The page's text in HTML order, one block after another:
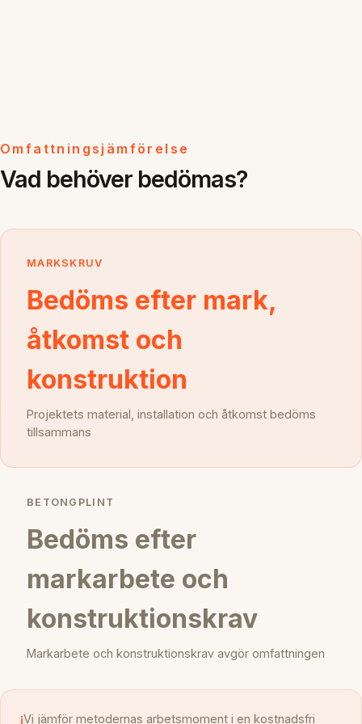
Omfattningsjämförelse
Vad behöver bedömas?
MARKSKRUV
Bedöms efter mark,
åtkomst och
konstruktion
Projektets material, installation och åtkomst bedöms
tillsammans
BETONGPLINT
Bedöms efter
markarbete och
konstruktionskrav
Markarbete och konstruktionskrav avgör omfattningen
Vi jämför metodernas arbetsmoment i en kostnadsfri